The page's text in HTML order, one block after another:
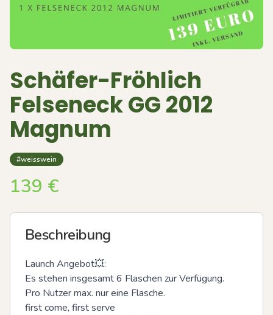
Schäfer-Fröhlich
Felseneck GG 2012
Magnum
#weisswein
139 €
Beschreibung
Launch Angebot💥:
Es stehen insgesamt 6 Flaschen zur Verfügung.
Pro Nutzer max. nur eine Flasche.
first come, first serve